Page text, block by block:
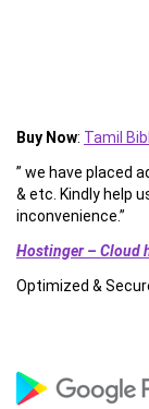
Buy Now: Tamil
” we have placed
& etc. Kindly help
inconvenience.”
Hostinger – Cloud
Optimized &